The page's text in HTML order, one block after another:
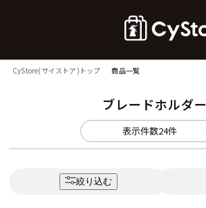
CyStore(サイストア)トップ 商品一覧
ブレードホルダー
表示件数24件
絞り込む